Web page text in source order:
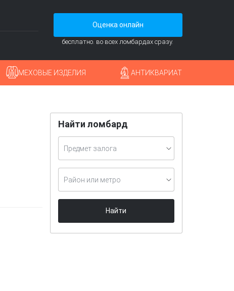
Оценка онлайн
бесплатно. во всех ломбардах сразу.
МЕХОВЫЕ ИЗДЕЛИЯ АНТИКВАРИАТ
Найти ломбард
Предмет залога
Район или метро
Найти